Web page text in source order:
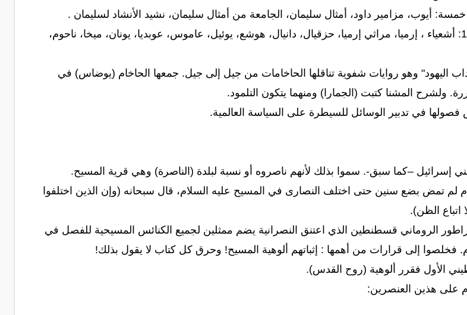
أيوب، مزامير داود، أمثال سليمان، الجامعة من أمثال سليمان، نشيد الأنشاد لسليمان .
أسفار الأنبياء، وعددها 17: أشعياء ، إرميا، مراثي إرميا، حزقيال، دانيال، هوشع، يوئيل، عاموس، عوبديا، يونان، ميخا، ناحوم،
اليهود" وهو روايات شفوية تناقلها الحاخامات من جيل إلى جيل. جمعها الحاخام (يوضاس) في
ولشرح المشنا كتبت (الجمارا) ومنهما يتكون التلمود.
إسرائيل –كما سبق-. سموا بذلك لأنهم ناصروه أو نسبة لبلدة (الناصرة) وهي قرية المسيح.
لم تمض بضع سنين حتى اختلف النصارى في المسيح عليه السلام، قال سبحانه (وإن الذين اختلفوا
الظن).
الإمبراطور الروماني قسطنطين الذي اعتنق النصرانية يضم ممثلين لجميع الكنائس المسيحية للفصل في
فخلصوا إلى قرارات من أهمها : إثباتهم ألوهية المسيح! وحرق كل كتاب لا يقول بذلك!
على هذين العنصرين: